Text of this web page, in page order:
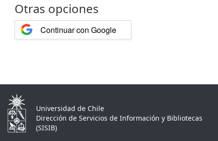
Otras opciones
Continuar con Google
Universidad de Chile
Dirección de Servicios de Información y Bibliotecas
(SISIB)